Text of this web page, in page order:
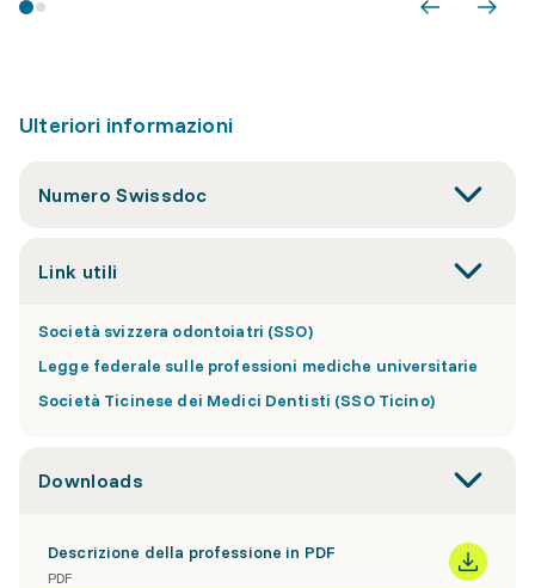
Ulteriori informazioni
Numero Swissdoc
Link utili
Società svizzera odontoiatri (SSO)
Legge federale sulle professioni mediche universitarie
Società Ticinese dei Medici Dentisti (SSO Ticino)
Downloads
Descrizione della professione in PDF
PDF